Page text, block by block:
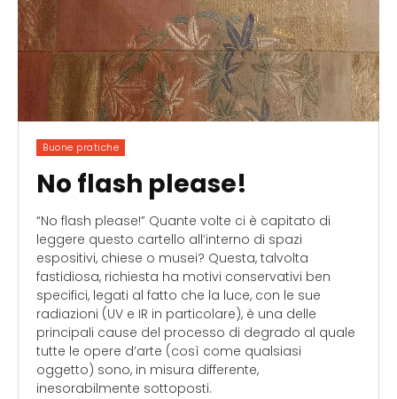
Buone pratiche
No flash please!
“No flash please!” Quante volte ci è capitato di
leggere questo cartello all’interno di spazi
espositivi, chiese o musei? Questa, talvolta
fastidiosa, richiesta ha motivi conservativi ben
specifici, legati al fatto che la luce, con le sue
radiazioni (UV e IR in particolare), è una delle
principali cause del processo di degrado al quale
tutte le opere d’arte (così come qualsiasi
oggetto) sono, in misura differente,
inesorabilmente sottoposti.